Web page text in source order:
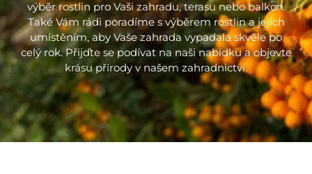
výběr rostlin pro Vaši zahradu, terasu nebo balkon.
Také Vám rádi poradíme s výběrem rostlin a jejich
umístěním, aby Vaše zahrada vypadala skvěle po
celý rok. Přijďte se podívat na naši nabídku a objevte
krásu přírody v našem zahradnictví.